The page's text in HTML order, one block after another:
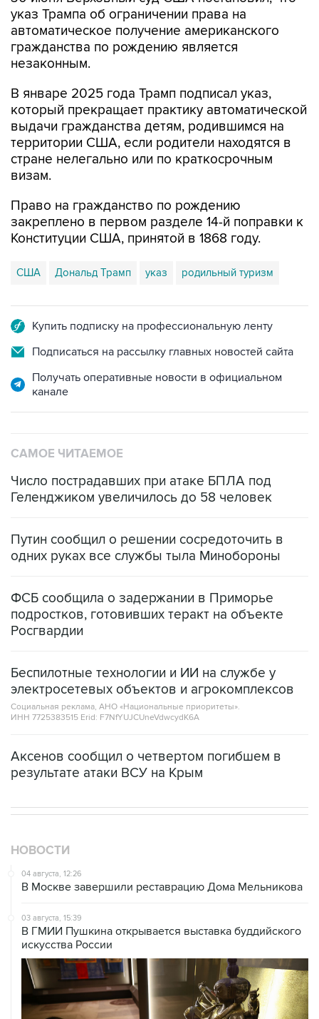
указ Трампа об ограничении права на
автоматическое получение американского
гражданства по рождению является
незаконным.
В январе 2025 года Трамп подписал указ,
который прекращает практику автоматической
выдачи гражданства детям, родившимся на
территории США, если родители находятся в
стране нелегально или по краткосрочным
визам.
Право на гражданство по рождению
закреплено в первом разделе 14-й поправки к
Конституции США, принятой в 1868 году.
США Дональд Трамп указ родильный туризм
Купить подписку на профессиональную ленту
Подписаться на рассылку главных новостей сайта
Получать оперативные новости в официальном
канале
САМОЕ ЧИТАЕМОЕ
Число пострадавших при атаке БПЛА под
Геленджиком увеличилось до 58 человек
Путин сообщил о решении сосредоточить в
одних руках все службы тыла Минобороны
ФСБ сообщила о задержании в Приморье
подростков, готовивших теракт на объекте
Росгвардии
Беспилотные технологии и ИИ на службе у
электросетевых объектов и агрокомплексов
Социальная реклама, АНО «Национальные приоритеты».
ИНН 7725383515 Erid: F7NfYUJCUneVdwcydK6A
Аксенов сообщил о четвертом погибшем в
результате атаки ВСУ на Крым
НОВОСТИ
04 августа, 12:26
В Москве завершили реставрацию Дома Мельникова
03 августа, 15:39
В ГМИИ Пушкина открывается выставка буддийского
искусства России